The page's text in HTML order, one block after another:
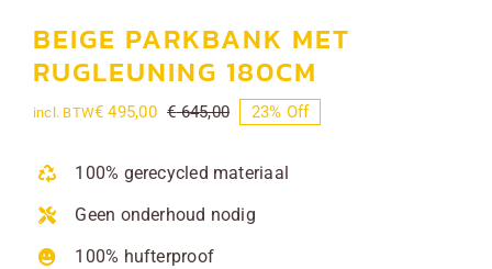
Contact
Blog
BEIGE PARKBANK MET
RUGLEUNING 180CM
€645,00Oorspronkelijke
€ 645,00.
€ 495,00
Huidige
€ 495,00.
incl. BTW 23% Off
100% gerecycled materiaal
Geen onderhoud nodig
100% hufterproof